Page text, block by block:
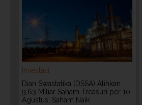
Investasi
Dian Swastatika (DSSA) Alihkan
9,63 Miliar Saham Treasuri per 10
Agustus, Saham Naik